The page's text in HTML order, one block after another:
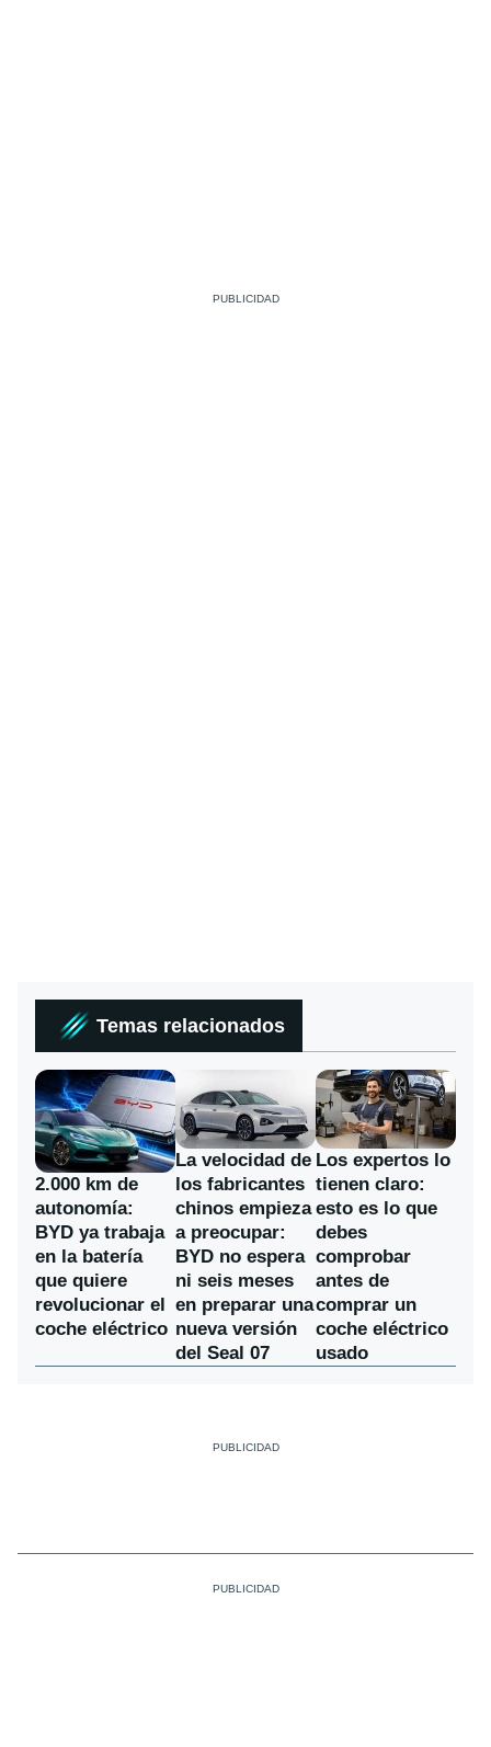
Temas relacionados
2.000 km de
autonomía:
BYD ya trabaja
en la batería
que quiere
revolucionar el
coche eléctrico
La velocidad de
los fabricantes
chinos empieza
a preocupar:
BYD no espera
ni seis meses
en preparar una
nueva versión
del Seal 07
Los expertos lo
tienen claro:
esto es lo que
debes
comprobar
antes de
comprar un
coche eléctrico
usado